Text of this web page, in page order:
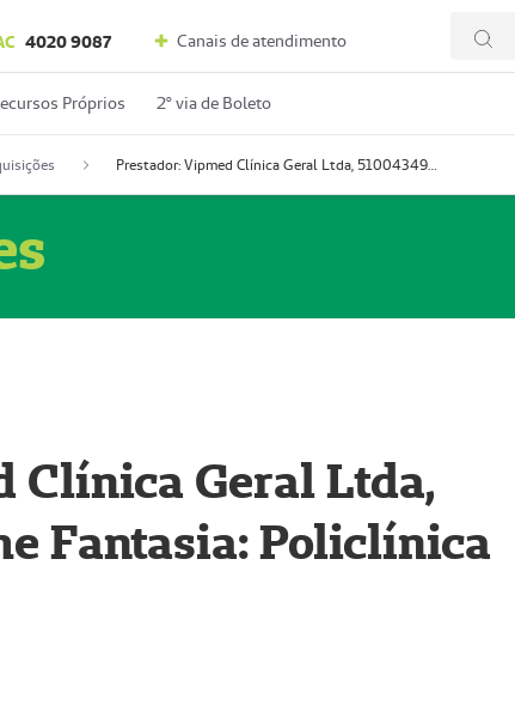
4020 9087 Canais de atendimento
Próprios 2º via de Boleto
Prestador: Vipmed Clínica Geral Ltda, 51004349-0 (Nome Fantasia: Policlínica Master)
Clínica Geral Ltda,
Fantasia: Policlínica